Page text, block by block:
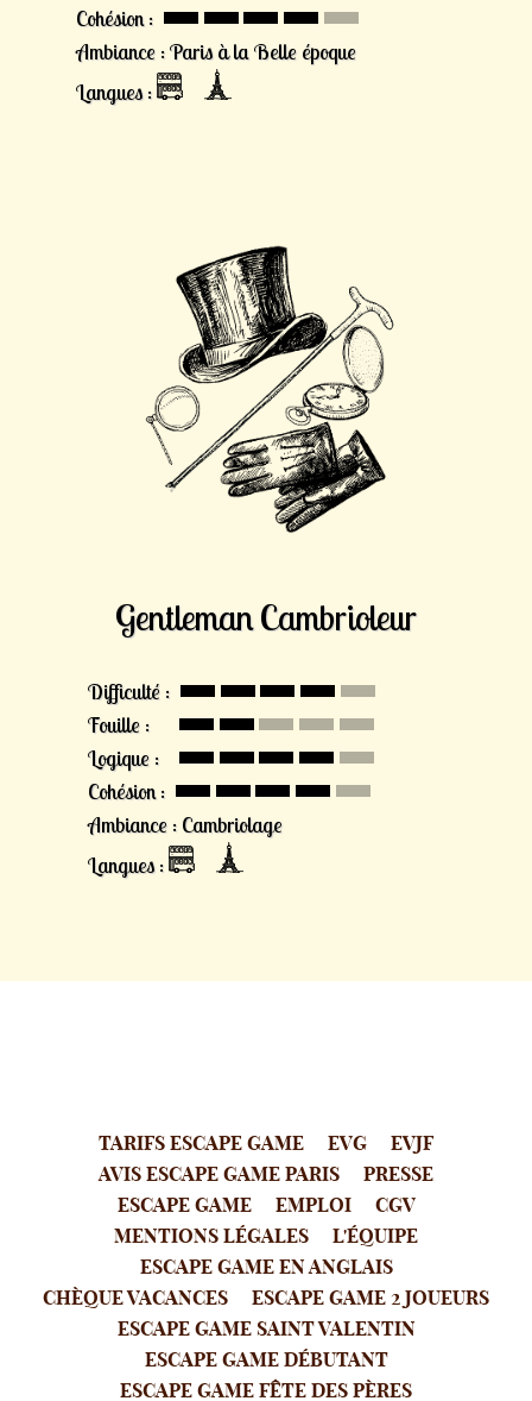
Cohésion :
Ambiance : Paris à la Belle époque
Langues :
Gentleman Cambrioleur
Difficulté :
Fouille :
Logique :
Cohésion :
Ambiance : Cambriolage
Langues :
TARIFS ESCAPE GAME EVG
EVJF
AVIS ESCAPE GAME PARIS
PRESSE
ESCAPE GAME
EMPLOI
CGV
MENTIONS LÉGALES
L'ÉQUIPE
ESCAPE GAME EN ANGLAIS
CHÈQUE VACANCES
ESCAPE GAME 2 JOUEURS
ESCAPE GAME SAINT VALENTIN
ESCAPE GAME DÉBUTANT
ESCAPE GAME FÊTE DES PÈRES